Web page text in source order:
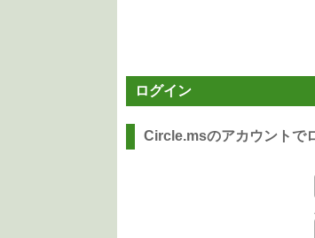
ログイン
Circle.msのアカウントで